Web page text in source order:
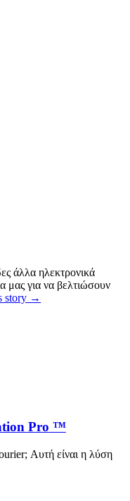
άλλα ηλεκτρονικά
μας για να βελτιώσουν
story →
Pro ™
Αυτή είναι η λύση